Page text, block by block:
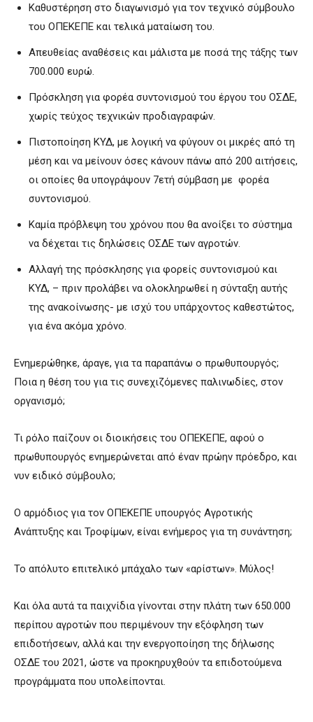
Καθυστέρηση στο διαγωνισμό για τον τεχνικό σύμβουλο
του ΟΠΕΚΕΠΕ και τελικά ματαίωση του.
Απευθείας αναθέσεις και μάλιστα με ποσά της τάξης των
700.000 ευρώ.
Πρόσκληση για φορέα συντονισμού του έργου του ΟΣΔΕ,
χωρίς τεύχος τεχνικών προδιαγραφών.
Πιστοποίηση ΚΥΔ, με λογική να φύγουν οι μικρές από τη
μέση και να μείνουν όσες κάνουν πάνω από 200 αιτήσεις,
οι οποίες θα υπογράψουν 7ετή σύμβαση με φορέα
συντονισμού.
Καμία πρόβλεψη του χρόνου που θα ανοίξει το σύστημα
να δέχεται τις δηλώσεις ΟΣΔΕ των αγροτών.
Αλλαγή της πρόσκλησης για φορείς συντονισμού και
ΚΥΔ, – πριν προλάβει να ολοκληρωθεί η σύνταξη αυτής
της ανακοίνωσης- με ισχύ του υπάρχοντος καθεστώτος,
για ένα ακόμα χρόνο.
Ενημερώθηκε, άραγε, για τα παραπάνω ο πρωθυπουργός;
Ποια η θέση του για τις συνεχιζόμενες παλινωδίες, στον
οργανισμό;
Τι ρόλο παίζουν οι διοικήσεις του ΟΠΕΚΕΠΕ, αφού ο
πρωθυπουργός ενημερώνεται από έναν πρώην πρόεδρο, και
νυν ειδικό σύμβουλο;
Ο αρμόδιος για τον ΟΠΕΚΕΠΕ υπουργός Αγροτικής
Ανάπτυξης και Τροφίμων, είναι ενήμερος για τη συνάντηση;
Το απόλυτο επιτελικό μπάχαλο των «αρίστων». Μύλος!
Και όλα αυτά τα παιχνίδια γίνονται στην πλάτη των 650.000
περίπου αγροτών που περιμένουν την εξόφληση των
επιδοτήσεων, αλλά και την ενεργοποίηση της δήλωσης
ΟΣΔΕ του 2021, ώστε να προκηρυχθούν τα επιδοτούμενα
προγράμματα που υπολείπονται.